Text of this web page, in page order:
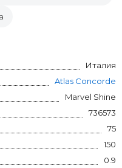
Италия
Atlas Concorde
Marvel Shine
736573
75
150
0.9